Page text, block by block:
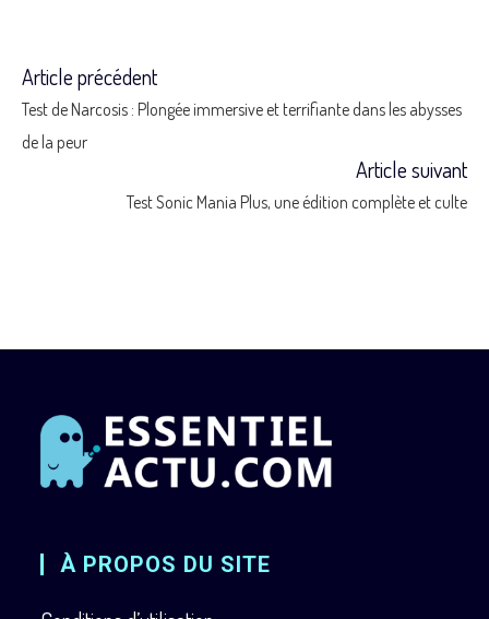
Read
Article précédent
Test de Narcosis : Plongée immersive et terrifiante dans les abysses
de la peur
Article suivant
Test Sonic Mania Plus, une édition complète et culte
À PROPOS DU SITE